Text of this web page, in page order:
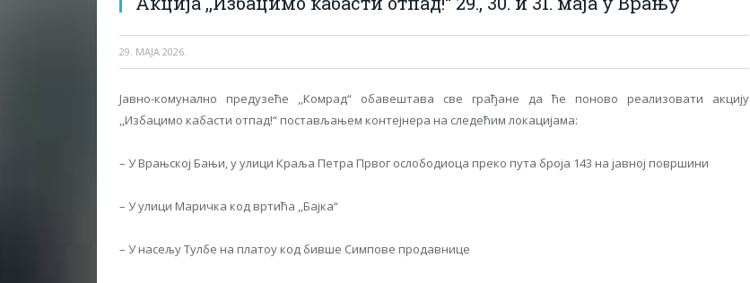
29. МАЈА 2026.
Јавно-комунално предузеће ,,Комрад“ обавештава све грађане да ће поново реализовати акцију
,,Избацимо кабасти отпад!“ постављањем контејнера на следећим локацијама:
– У Врањској Бањи, у улици Краља Петра Првог ослободиоца преко пута броја 143 на јавној површини
– У улици Маричка код вртића ,,Бајка“
– У насељу Тулбе на платоу код бивше Симпове продавнице